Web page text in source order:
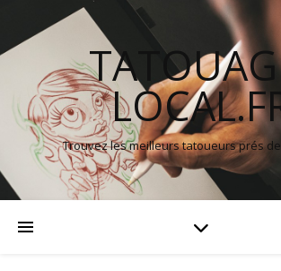
Trouvez les meilleurs tatoueurs prés